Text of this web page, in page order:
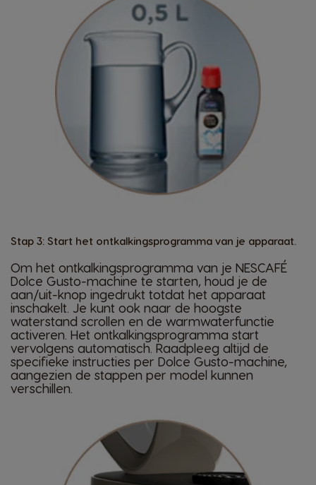
Stap 3: Start het ontkalkingsprogramma van je apparaat.
Om het ontkalkingsprogramma van je NESCAFÉ
Dolce Gusto-machine te starten, houd je de
aan/uit-knop ingedrukt totdat het apparaat
inschakelt. Je kunt ook naar de hoogste
waterstand scrollen en de warmwaterfunctie
activeren. Het ontkalkingsprogramma start
vervolgens automatisch. Raadpleeg altijd de
specifieke instructies per Dolce Gusto-machine,
aangezien de stappen per model kunnen
verschillen.